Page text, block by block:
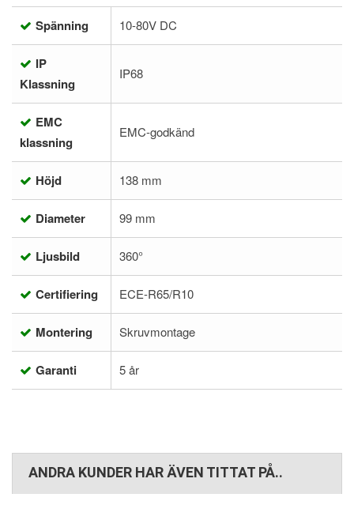
Spänning 10-80V DC
IP
Klassning
IP68
EMC
klassning
EMC-godkänd
Höjd 138 mm
Diameter 99 mm
Ljusbild 360°
Certifiering ECE-R65/R10
Montering Skruvmontage
Garanti 5 år
ANDRA KUNDER HAR ÄVEN TITTAT PÅ..